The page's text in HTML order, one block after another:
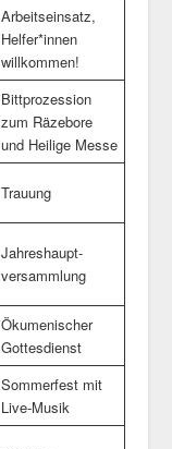
Arbeitseinsatz,
Helfer*innen
willkommen!
Bittprozession
zum Räzebore
und Heilige Messe
Trauung
Jahreshaupt-
versammlung
Ökumenischer
Gottesdienst
Sommerfest mit
Live-Musik